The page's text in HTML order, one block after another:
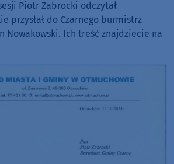
Piotr Zabrocki odczytał
przysłał do Czarnego burmistrz
Nowakowski. Ich treść znajdziecie na